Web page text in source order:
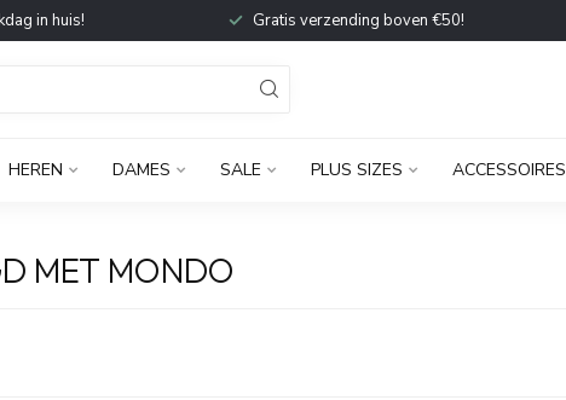
in huis! Gratis verzending boven €50!
HEREN DAMES SALE PLUS SIZES ACCESSOIRES
MET MONDO